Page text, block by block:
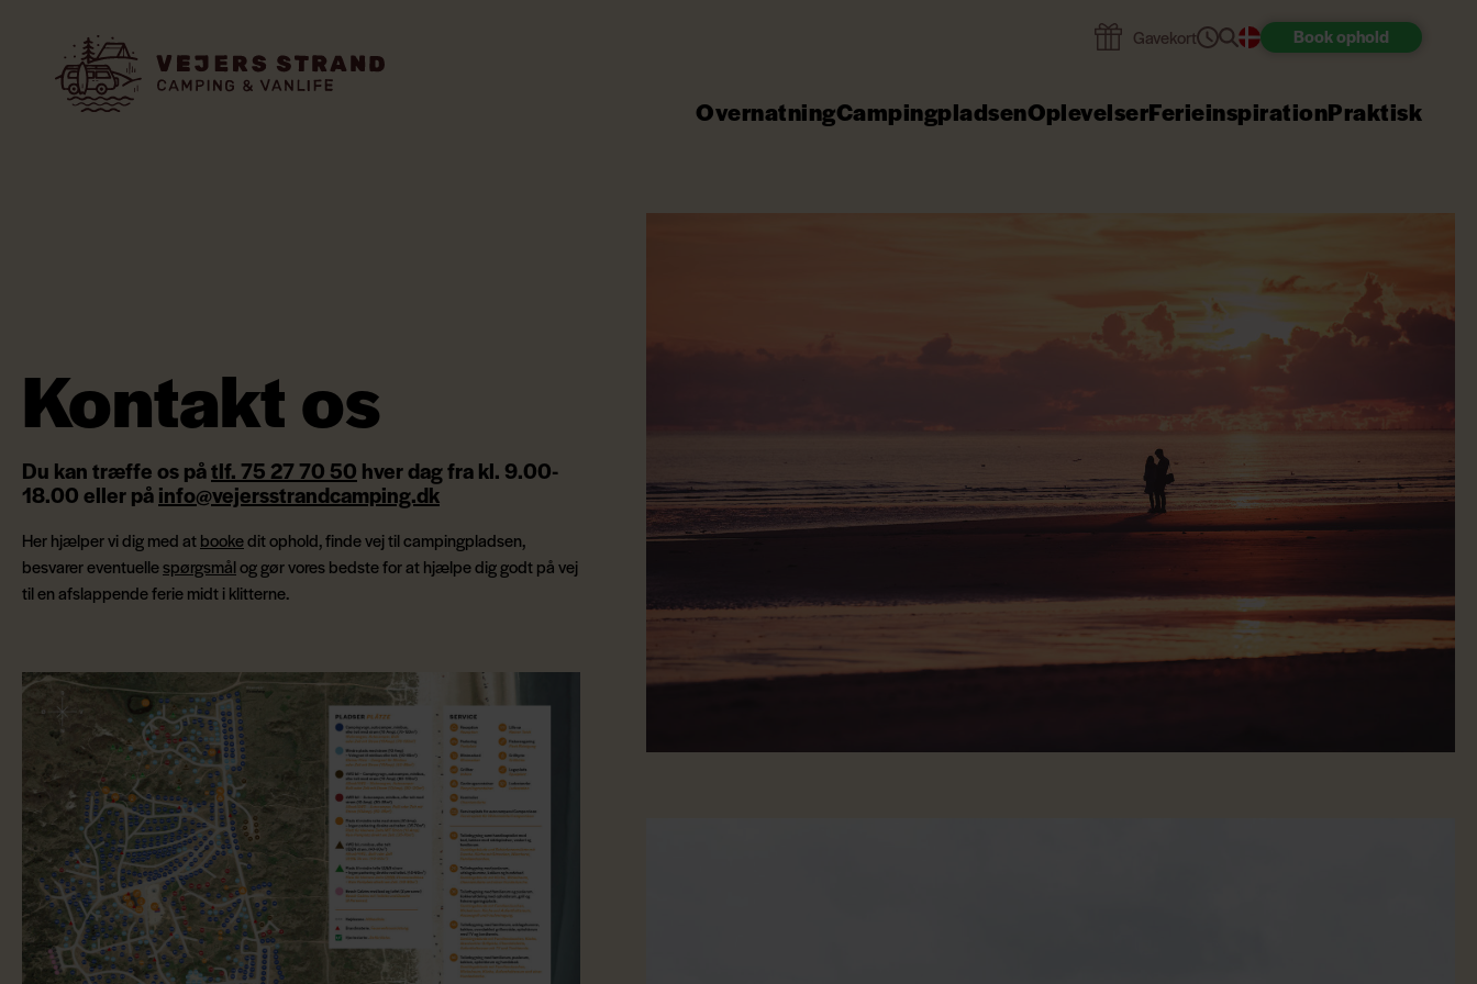
Gavekort Bookophold
OvernatningCampingpladsenOplevelserFerieinspirationPraktisk
Kontakt os
Du kan træffe os påtlf. 75 27 70 50 hver dag fra kl. 9.00-
18.00 eller påinfo@vejersstrandcamping.dk
Her hjælper vi dig med atbookedit ophold, finde vej til campingpladsen,
besvarer eventuellespørgsmålog gør vores bedste for at hjælpe dig godt på vej
til en afslappende ferie midt i klitterne.